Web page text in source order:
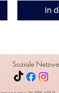
In
Soziale